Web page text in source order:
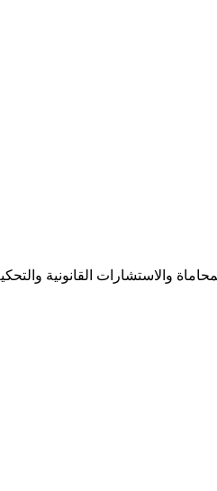
والاستشارات القانونية